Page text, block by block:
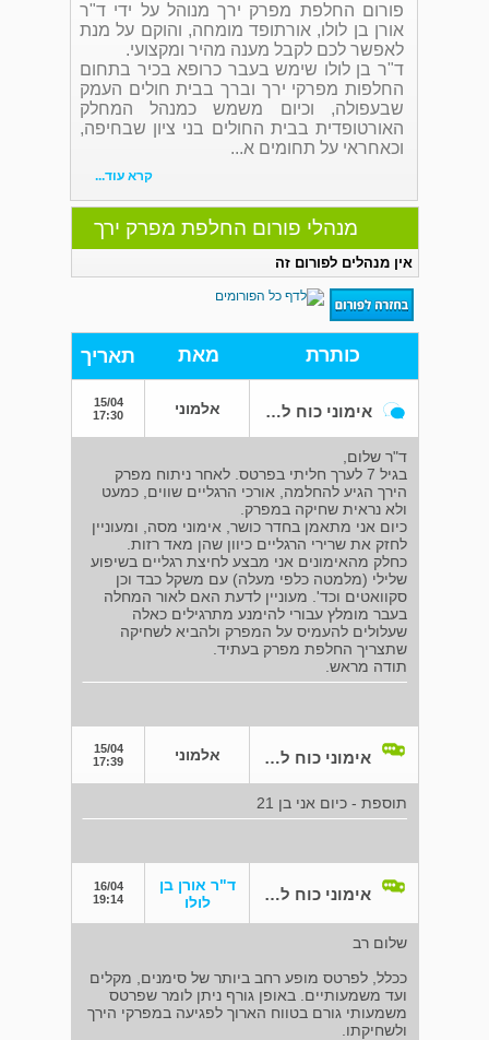
פורום החלפת מפרק ירך מנוהל על ידי ד"ר
אורן בן לולו, אורתופד מומחה, והוקם על מנת
לאפשר לכם לקבל מענה מהיר ומקצועי.
ד"ר בן לולו שימש בעבר כרופא בכיר בתחום
החלפות מפרקי ירך וברך בבית חולים העמק
שבעפולה, וכיום משמש כמנהל המחלק
האורטופדית בבית החולים בני ציון שבחיפה,
וכאחראי על תחומים א...
קרא עוד...
מנהלי פורום החלפת מפרק ירך
אין מנהלים לפורום זה
כותרת מאת תאריך
אימוני כוח לאחר פרטס בילדות אלמוני
15/04
17:30
ד"ר שלום,
בגיל 7 לערך חליתי בפרטס. לאחר ניתוח מפרק
הירך הגיע להחלמה, אורכי הרגליים שווים, כמעט
ולא נראית שחיקה במפרק.
כיום אני מתאמן בחדר כושר, אימוני מסה, ומעוניין
לחזק את שרירי הרגליים כיוון שהן מאד רזות.
כחלק מהאימונים אני מבצע לחיצת רגליים בשיפוע
שלילי (מלמטה כלפי מעלה) עם משקל כבד וכן
סקוואטים וכד'. מעוניין לדעת האם לאור המחלה
בעבר מומלץ עבורי להימנע מתרגילים כאלה
שעלולים להעמיס על המפרק ולהביא לשחיקה
שתצריך החלפת מפרק בעתיד.
תודה מראש.
אימוני כוח לאחר פרטס בילדות אלמוני
15/04
17:39
תוספת - כיום אני בן 21
אימוני כוח לאחר פרטס בילדות
ד"ר אורן בן
לולו
16/04
19:14
שלום רב
ככלל, לפרטס מופע רחב ביותר של סימנים, מקלים
ועד משמעותיים. באופן גורף ניתן לומר שפרטס
משמעותי גורם בטווח הארוך לפגיעה במפרקי הירך
ולשחיקתו.